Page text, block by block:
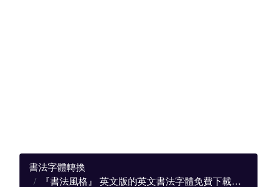
書法字體轉換
『書法風格』 英文版的英文書法字體免費下載，提供完整下載地址